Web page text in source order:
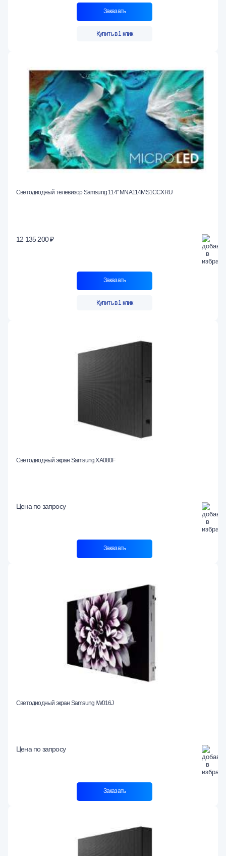
Заказать
Купить в 1 клик
Светодиодный телевизор Samsung 114" MNA114MS1CCXRU
12 135 200 ₽
Заказать
Купить в 1 клик
Светодиодный экран Samsung XA080F
Цена по запросу
Заказать
Светодиодный экран Samsung IW016J
Цена по запросу
Заказать